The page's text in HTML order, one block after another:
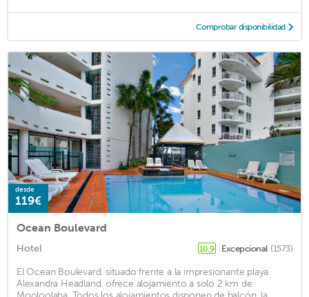
Comprobar disponibilidad
desde
119€
Ocean Boulevard
Hotel 10,9 Excepcional (1573)
El Ocean Boulevard, situado frente a la impresionante playa
Alexandra Headland, ofrece alojamiento a solo 2 km de